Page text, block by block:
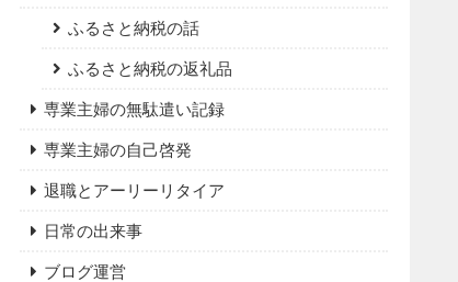
ふるさと納税の話
ふるさと納税の返礼品
専業主婦の無駄遣い記録
専業主婦の自己啓発
退職とアーリーリタイア
日常の出来事
ブログ運営